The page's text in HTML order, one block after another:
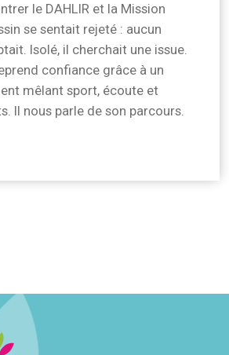
le DAHLIR et la Mission
se sentait rejeté : aucun
Isolé, il cherchait une issue.
confiance grâce à un
mêlant sport, écoute et
Il nous parle de son parcours.